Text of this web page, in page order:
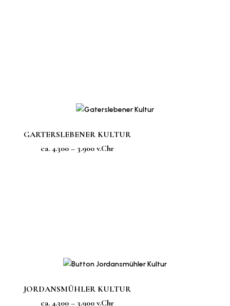
GARTERSLEBENER KULTUR
ca. 4.300 – 3.900 v.Chr
JORDANSMÜHLER KULTUR
ca. 4.300 – 3.900 v.Chr